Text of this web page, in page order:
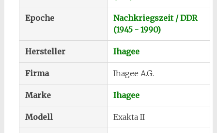
Epoche
Nachkriegszeit / DDR
(1945 - 1990)
Hersteller Ihagee
Firma Ihagee A.G.
Marke Ihagee
Modell Exakta II